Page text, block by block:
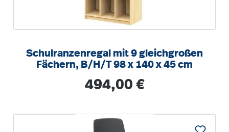
Schulranzenregal mit 9 gleichgroßen
Fächern, B/H/T 98 x 140 x 45 cm
Regulärer Preis:
494,00 €